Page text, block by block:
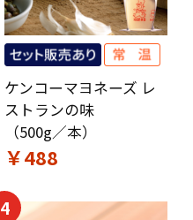
ケンコーマヨネーズ レ
ストランの味
（500g／本）
￥488
4